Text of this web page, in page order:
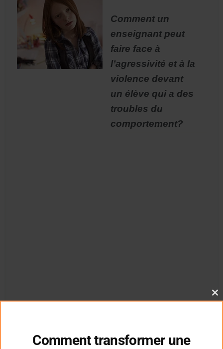
Comment un
enseignant peut
faire face à
l’agressivité et à la
violence devant
un élève qui a des
troubles du
comportement?
Comment transformer une